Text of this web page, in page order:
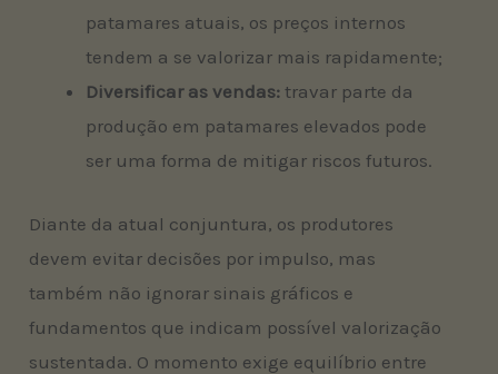
patamares atuais, os preços internos
tendem a se valorizar mais rapidamente;
Diversificar as vendas: travar parte da
produção em patamares elevados pode
ser uma forma de mitigar riscos futuros.
Diante da atual conjuntura, os produtores
devem evitar decisões por impulso, mas
também não ignorar sinais gráficos e
fundamentos que indicam possível valorização
sustentada. O momento exige equilíbrio entre